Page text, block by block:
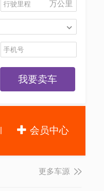
万公里
我要卖车
会员中心
更多车源